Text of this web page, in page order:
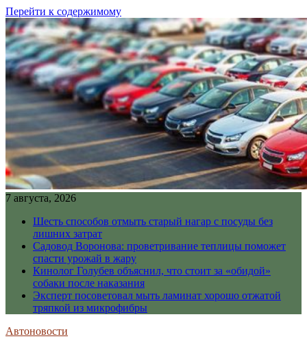
Перейти к содержимому
7 августа, 2026
Шесть способов отмыть старый нагар с посуды без
лишних затрат
Садовод Воронова: проветривание теплицы поможет
спасти урожай в жару
Кинолог Голубев объяснил, что стоит за «обидой»
собаки после наказания
Эксперт посоветовал мыть ламинат хорошо отжатой
тряпкой из микрофибры
Автоновости